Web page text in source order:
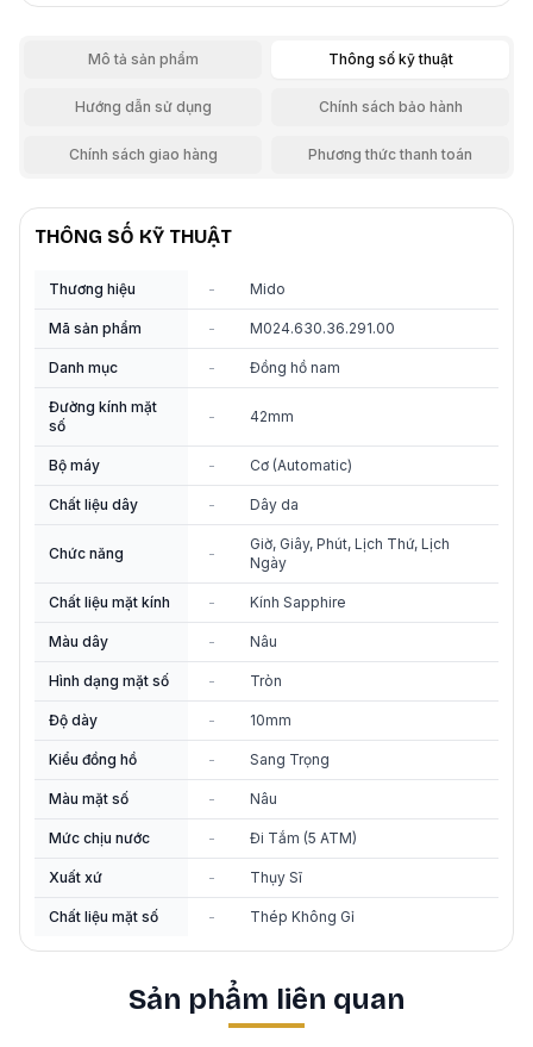
Mô tả sản phẩm Thông số kỹ thuật
Hướng dẫn sử dụng Chính sách bảo hành
Chính sách giao hàng Phương thức thanh toán
THÔNG SỐ KỸ THUẬT
Thương hiệu - Mido
Mã sản phẩm - M024.630.36.291.00
Danh mục - Đồng hồ nam
Đường kính mặt
số
- 42mm
Bộ máy - Cơ (Automatic)
Chất liệu dây - Dây da
Chức năng -
Giờ, Giây, Phút, Lịch Thứ, Lịch
Ngày
Chất liệu mặt kính - Kính Sapphire
Màu dây - Nâu
Hình dạng mặt số - Tròn
Độ dày - 10mm
Kiểu đồng hồ - Sang Trọng
Màu mặt số - Nâu
Mức chịu nước - Đi Tắm (5 ATM)
Xuất xứ - Thụy Sĩ
Chất liệu mặt số - Thép Không Gỉ
Sản phẩm liên quan